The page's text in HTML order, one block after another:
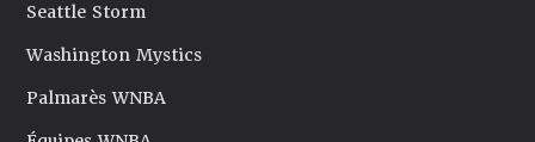
Seattle Storm
Washington Mystics
Palmarès WNBA